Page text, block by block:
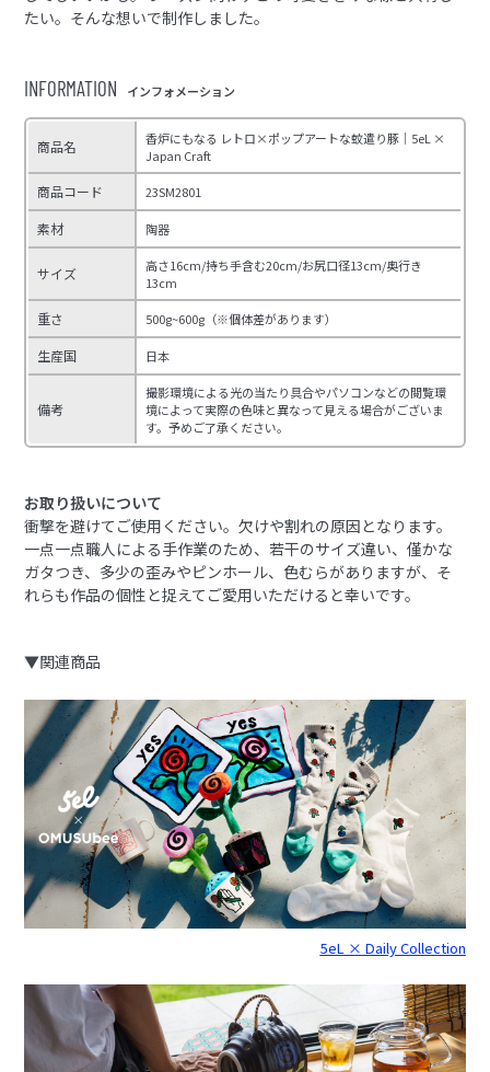
たい。そんな想いで制作しました。
INFORMATION インフォメーション
商品名
香炉にもなる レトロ×ポップアートな蚊遣り豚｜5eL ×
Japan Craft
商品コード 23SM2801
素材 陶器
サイズ
高さ16cm/持ち手含む20cm/お尻口径13cm/奥行き
13cm
重さ 500g~600g（※個体差があります）
生産国 日本
備考
撮影環境による光の当たり具合やパソコンなどの閲覧環
境によって実際の色味と異なって見える場合がございま
す。予めご了承ください。
お取り扱いについて
衝撃を避けてご使用ください。欠けや割れの原因となります。
一点一点職人による手作業のため、若干のサイズ違い、僅かな
ガタつき、多少の歪みやピンホール、色むらがありますが、そ
れらも作品の個性と捉えてご愛用いただけると幸いです。
▼関連商品
5eL × Daily Collection